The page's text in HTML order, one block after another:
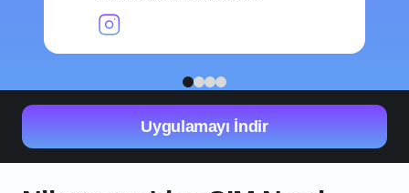
1 2 3 4
Uygulamayı İndir